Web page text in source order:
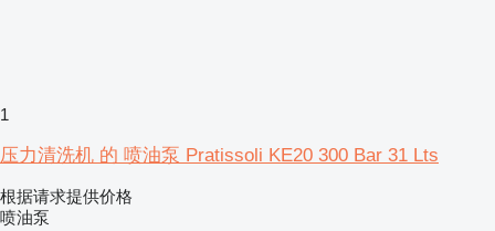
1
压力清洗机 的 喷油泵 Pratissoli KE20 300 Bar 31 Lts
根据请求提供价格
喷油泵